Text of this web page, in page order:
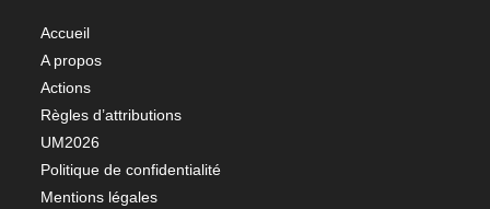
Accueil
A propos
Actions
Règles d’attributions
UM2026
Politique de confidentialité
Mentions légales